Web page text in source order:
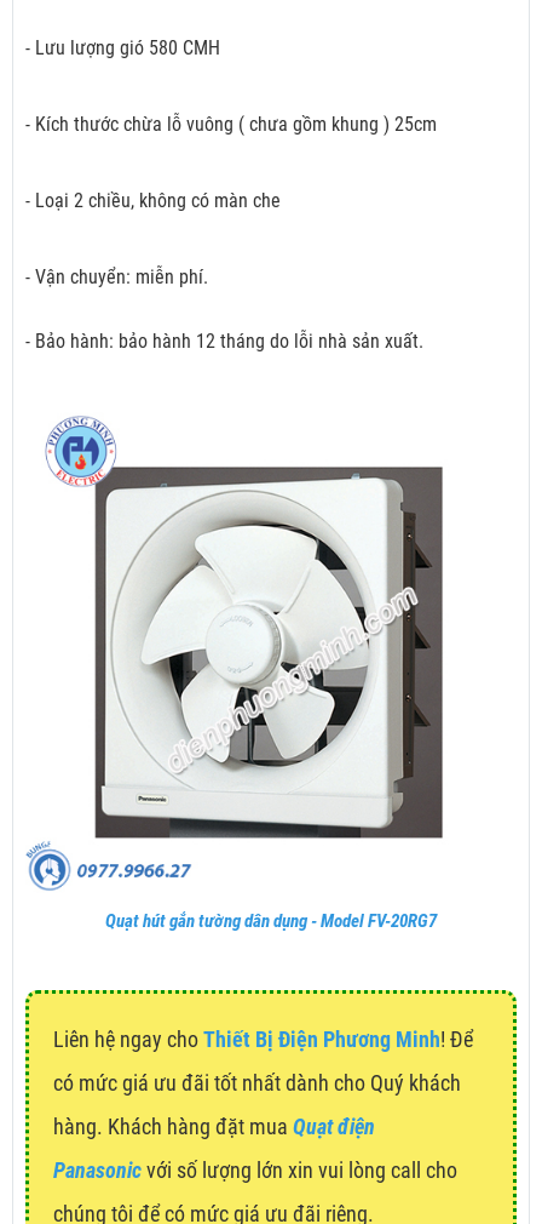
- Lưu lượng gió 580 CMH
- Kích thước chừa lỗ vuông ( chưa gồm khung ) 25cm
- Loại 2 chiều, không có màn che
- Vận chuyển: miễn phí.
- Bảo hành: bảo hành 12 tháng do lỗi nhà sản xuất.
Quạt hút gắn tường dân dụng - Model FV-20RG7
Liên hệ ngay choThiết Bị Điện Phương Minh! Để
có mức giá ưu đãi tốt nhất dành cho Quý khách
hàng. Khách hàng đặt mua Quạt điện
Panasonicvới số lượng lớn xin vui lòng call cho
chúng tôi để có mức giá ưu đãi riêng.